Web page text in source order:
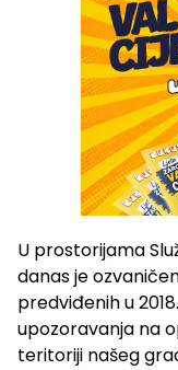
U prostorijama
danas je
predviđenih u
upozoravanja na
teritoriji našeg